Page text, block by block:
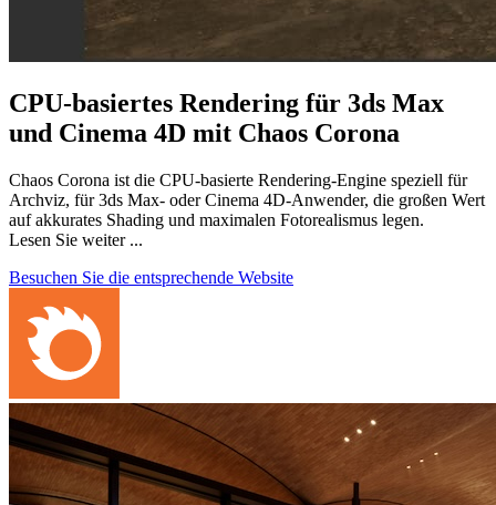
CPU-basiertes Rendering für 3ds Max
und Cinema 4D mit Chaos Corona
Chaos Corona ist die CPU-basierte Rendering-Engine speziell für
Archviz, für 3ds Max- oder Cinema 4D-Anwender, die großen Wert
auf akkurates Shading und maximalen Fotorealismus legen.
Lesen Sie weiter ...
Besuchen Sie die entsprechende Website